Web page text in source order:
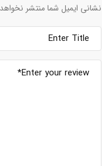
نشانی ایمیل شما منتشر